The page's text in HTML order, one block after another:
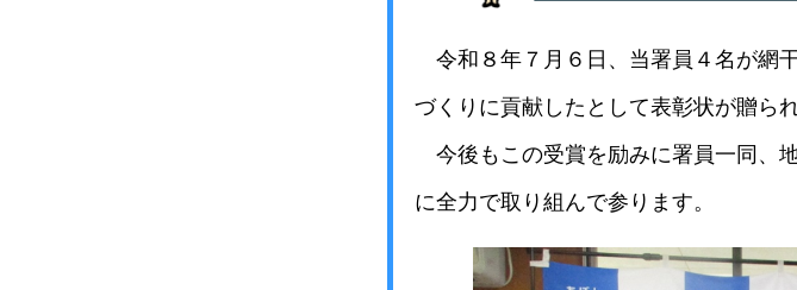
令和８年７月６日、当署員４名が網
づくりに貢献したとして表彰状が贈られ
今後もこの受賞を励みに署員一同、
に全力で取り組んで参ります。